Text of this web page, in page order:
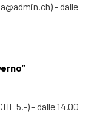
- dalle
5.-) - dalle 14.00